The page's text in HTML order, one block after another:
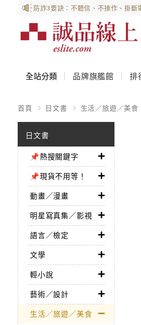
防詐3要訣：不聽信、不操作、掛斷
全站分類 品牌旗艦館 排
首頁 日文書 生活／旅遊／美食
日文書
📌熱搜關鍵字
📌現貨不用等！
動畫／漫畫
明星寫真集／影視
語言／檢定
文學
輕小說
藝術／設計
生活／旅遊／美食